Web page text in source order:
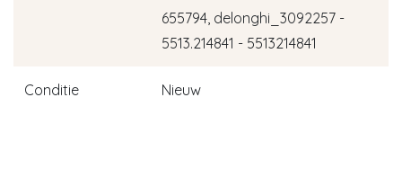
655794, delonghi_3092257 -
5513.214841 - 5513214841
Conditie Nieuw